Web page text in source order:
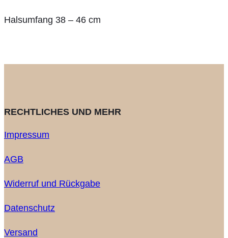
Halsumfang 38 – 46 cm
RECHTLICHES UND MEHR
Impressum
AGB
Widerruf und Rückgabe
Datenschutz
Versand